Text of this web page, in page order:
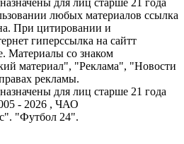
для лиц старше 21 года
любых материалов ссылка
При цитировании и
гиперссылка на сайтт
Материалы со знаком
материал", "Реклама", "Новости
рекламы.
для лиц старше 21 года
- 2026 , ЧАО
"Футбол 24".